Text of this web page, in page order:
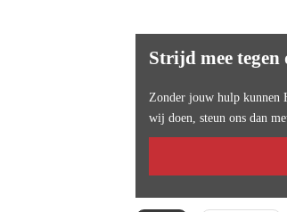
Strijd mee tegen
Zonder jouw hulp kunnen
wij doen, steun ons dan